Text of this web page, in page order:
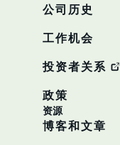
公司历史
工作机会
投资者关系
政策
资源
博客和文章